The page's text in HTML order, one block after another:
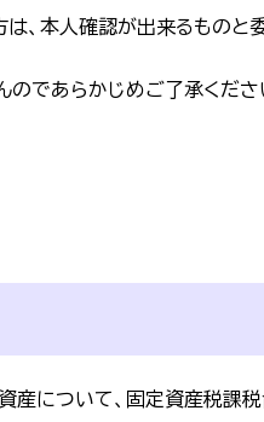
、本人確認が出来るものと
であらかじめご了承くださ
産について、固定資産税課